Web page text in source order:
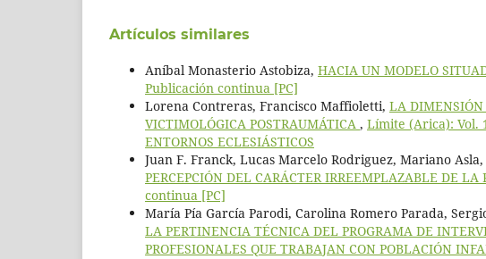
Artículos similares
Aníbal Monasterio Astobiza, HACIA UN MODELO
Publicación continua [PC]
Lorena Contreras, Francisco Maffioletti, LA DIMENSIÓN
VICTIMOLÓGICA POSTRAUMÁTICA , Límite (Arica): Vol.
ENTORNOS ECLESIÁSTICOS
Juan F. Franck, Lucas Marcelo Rodriguez, Mariano Asla,
PERCEPCIÓN DEL CARÁCTER IRREEMPLAZABLE DE LA
continua [PC]
María Pía García Parodi, Carolina Romero Parada,
LA PERTINENCIA TÉCNICA DEL PROGRAMA DE
PROFESIONALES QUE TRABAJAN CON POBLACIÓN